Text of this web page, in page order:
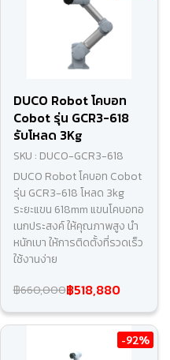
DUCO Robot โคบอท
Cobot รุ่น GCR3-618
รับโหลด 3Kg
SKU : DUCO-GCR3-618
DUCO Robot โคบอท Cobot
รุ่น GCR3-618 โหลด 3kg
ระยะแขน 618mm แขนโคบอทอ
เนกประสงค์ ให้คุณภาพสูง นำ
หนักเบา ให้การติดตั้งที่รวดเร็ว
ใช้งานง่าย
฿660,000฿518,880
-92%